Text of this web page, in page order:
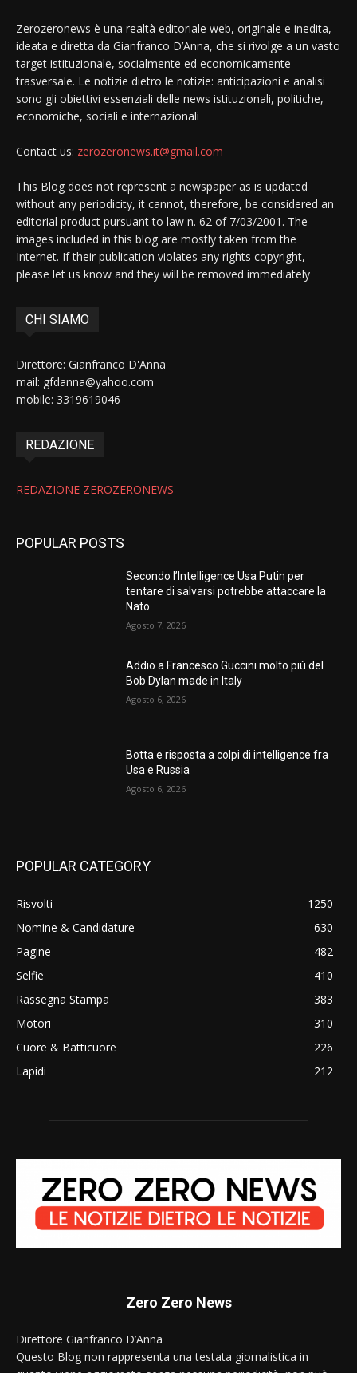
Zerozeronews è una realtà editoriale web, originale e inedita,
ideata e diretta da Gianfranco D’Anna, che si rivolge a un vasto
target istituzionale, socialmente ed economicamente
trasversale. Le notizie dietro le notizie: anticipazioni e analisi
sono gli obiettivi essenziali delle news istituzionali, politiche,
economiche, sociali e internazionali
Contact us: zerozeronews.it@gmail.com
This Blog does not represent a newspaper as is updated
without any periodicity, it cannot, therefore, be considered an
editorial product pursuant to law n. 62 of 7/03/2001. The
images included in this blog are mostly taken from the
Internet. If their publication violates any rights copyright,
please let us know and they will be removed immediately
CHI SIAMO
Direttore: Gianfranco D'Anna
mail: gfdanna@yahoo.com
mobile: 3319619046
REDAZIONE
REDAZIONE ZEROZERONEWS
POPULAR POSTS
Secondo l’Intelligence Usa Putin per
tentare di salvarsi potrebbe attaccare la
Nato
Agosto 7, 2026
Addio a Francesco Guccini molto più del
Bob Dylan made in Italy
Agosto 6, 2026
Botta e risposta a colpi di intelligence fra
Usa e Russia
Agosto 6, 2026
POPULAR CATEGORY
Risvolti
1250
Nomine & Candidature
630
Pagine
482
Selfie
410
Rassegna Stampa
383
Motori
310
Cuore & Batticuore
226
Lapidi
212
Zero Zero News
Direttore Gianfranco D’Anna
Questo Blog non rappresenta una testata giornalistica in